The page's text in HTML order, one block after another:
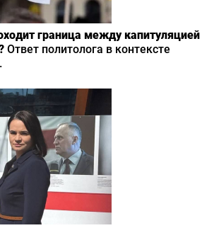
граница между капитуляцией
Ответ политолога в контексте